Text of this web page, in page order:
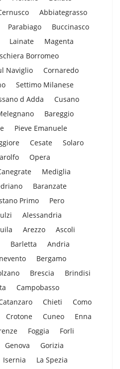
Abbiategrasso
Parabiago
Buccinasco
Lainate
Magenta
Borromeo
Naviglio
Cornaredo
Settimo Milanese
d Adda
Cusano
Bareggio
Pieve Emanuele
Cesate
Solaro
Opera
Mediglia
Baranzate
Primo
Pero
Alessandria
Arezzo
Ascoli
Barletta
Andria
Bergamo
Brescia
Brindisi
Campobasso
Chieti
Como
Crotone Cuneo
Enna
Foggia
Forli
Genova
Gorizia
Isernia
La Spezia